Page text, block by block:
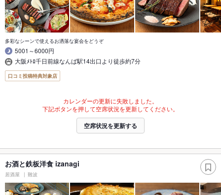
多彩なシーンで使えるお洒落な宴会をどうぞ
5001～6000円
大阪ﾒﾄﾛ千日前線なんば駅14出口より徒歩約7分
口コミ投稿特典対象店
カレンダーの更新に失敗しました。
下記ボタンを押して空席状況を更新してください。
空席状況を更新する
お酒と鉄板洋食 izanagi
居酒屋 難波